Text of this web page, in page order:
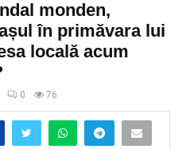
monden,
în primăvara lui
locală acum
0 76